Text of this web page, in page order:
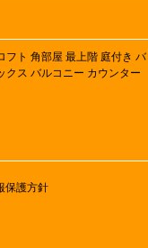
フト 角部屋 最上階 庭付き バ
クス バルコニー カウンター
保護方針